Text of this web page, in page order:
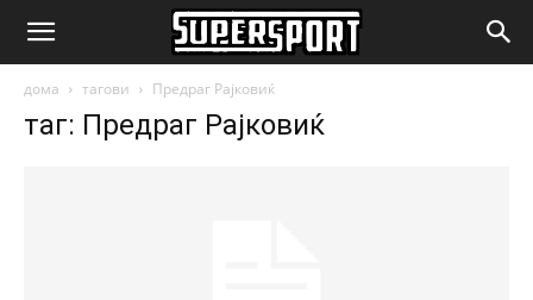
SuperSport.mk
дома тагови Предраг Рајковиќ
таг: Предраг Рајковиќ